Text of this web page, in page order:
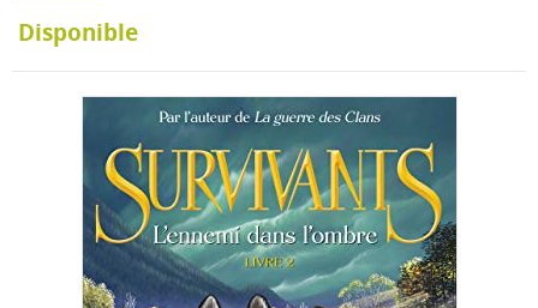
Disponible